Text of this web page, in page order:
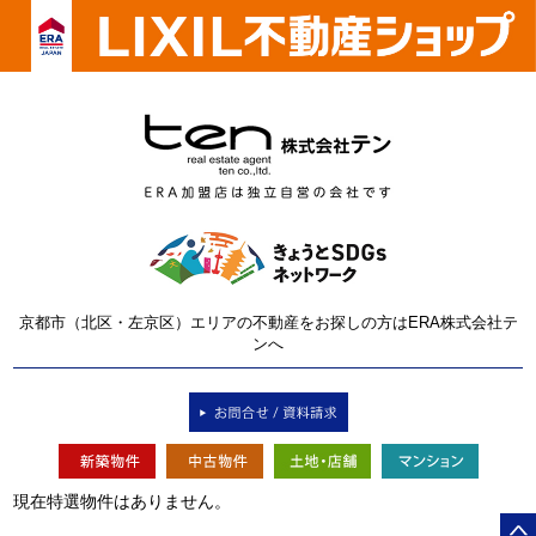
京都市（北区・左京区）エリアの不動産をお探しの方はERA株式会社テ
ンへ
現在特選物件はありません。